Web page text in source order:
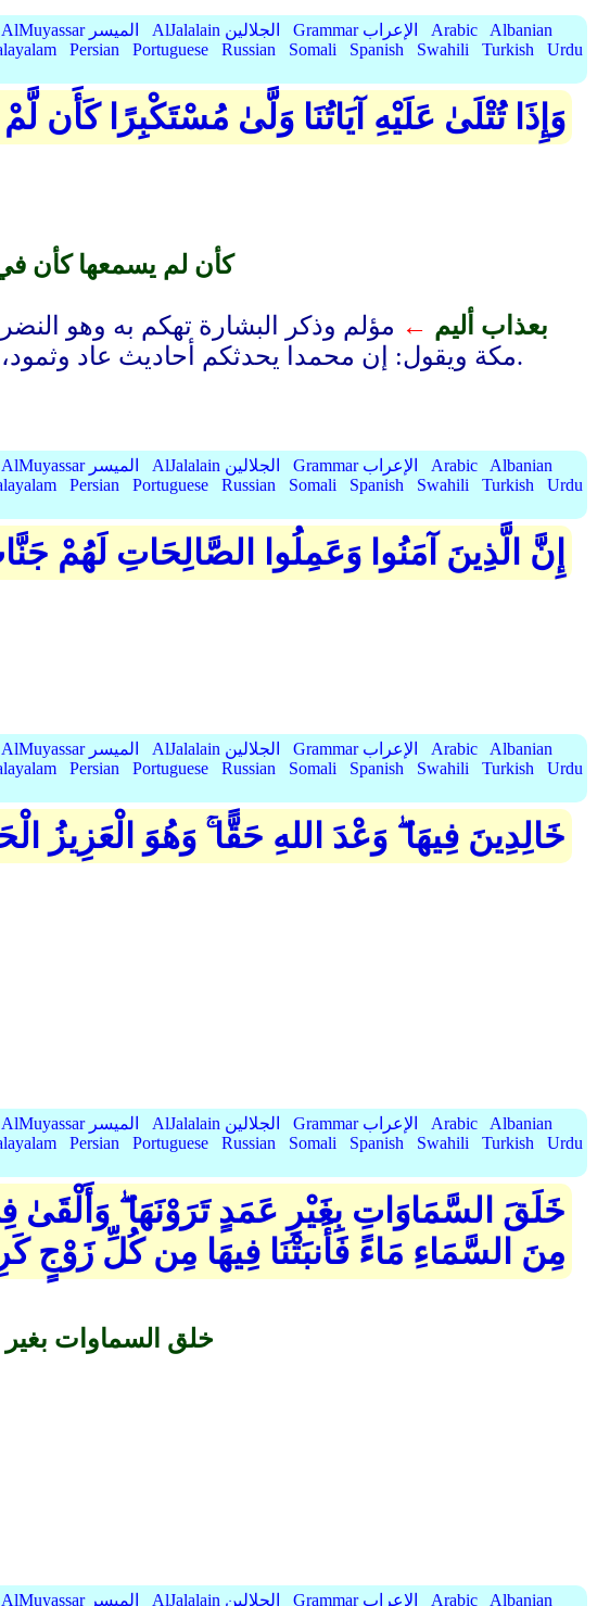
AlMuyassar الميسر AlJalalain الجلالين Grammar الإعراب Arabic
Albanian
Persian Portuguese Russian Somali Spanish Swahili Turkish
Urdu
وَإِذَا تُتْلَىٰ عَلَيْهِ آيَاتُنَا وَلَّىٰ مُسْتَكْبِرًا
كأن لم يسمعها كأن في
بعذاب أليم ← مؤلم وذكر البشارة تهكم به وهو
مكة ويقول: إن محمدا يحدثكم أحاديث عاد وثمود، وأنا أحدثكم أحاديث فارس والروم فيستملحون حديثه ويتركون استماع القرآن.
AlMuyassar الميسر AlJalalain الجلالين Grammar الإعراب Arabic
Albanian
Persian Portuguese Russian Somali Spanish Swahili Turkish
Urdu
إِنَّ الَّذِينَ آمَنُوا وَعَمِلُوا الصَّالِحَاتِ لَهُمْ
AlMuyassar الميسر AlJalalain الجلالين Grammar الإعراب Arabic
Albanian
Persian Portuguese Russian Somali Spanish Swahili Turkish
Urdu
خَالِدِينَ فِيهَا ۖ وَعْدَ اللهِ حَقًّا ۚ وَهُوَ الْعَزِيزُ
AlMuyassar الميسر AlJalalain الجلالين Grammar الإعراب Arabic
Albanian
Persian Portuguese Russian Somali Spanish Swahili Turkish
Urdu
خَلَقَ السَّمَاوَاتِ بِغَيْرِ عَمَدٍ تَرَوْنَهَا ۖ وَأَلْقَىٰ
مِنَ السَّمَاءِ مَاءً فَأَنبَتْنَا فِيهَا مِن كُلِّ زَوْجٍ
خلق السماوات بغير
AlMuyassar الميسر AlJalalain الجلالين Grammar الإعراب Arabic Albanian